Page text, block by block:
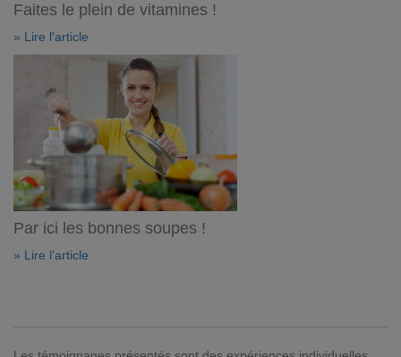
Faites le plein de vitamines !
» Lire l'article
Par ici les bonnes soupes !
» Lire l'article